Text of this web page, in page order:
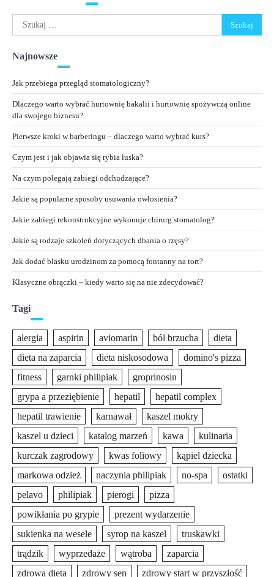
Szukaj:
Najnowsze
Jak przebiega przegląd stomatologiczny?
Dlaczego warto wybrać hurtownię bakalii i hurtownię spożywczą online
dla swojego biznesu?
Pierwsze kroki w barberingu – dlaczego warto wybrać kurs?
Czym jest i jak objawia się rybia łuska?
Na czym polegają zabiegi odchudzające?
Jakie są popularne sposoby usuwania owłosienia?
Jakie zabiegi rekonstrukcyjne wykonuje chirurg stomatolog?
Jakie są rodzaje szkoleń dotyczących dbania o rzęsy?
Jak dodać blasku urodzinom za pomocą fontanny na tort?
Klasyczne obrączki – kiedy warto się na nie zdecydować?
Tagi
alergia aspirin aviomarin ból brzucha
dieta
dieta na zaparcia
dieta niskosodowa
domino's pizza
fitness
garnki philipiak
groprinosin
grypa a przeziębienie
hepatil
hepatil complex
hepatil trawienie
karnawał
kaszel mokry
kaszel u dzieci
katalog marzeń kawa
kulinaria
kurczak zagrodowy
kwas foliowy
kąpiel dziecka
markowa odzież
naczynia philipiak no-spa
ostatki
pelavo
philipiak pierogi
pizza
powikłania po grypie
prezent wydarzenie
sukienka na wesele
syrop na kaszel
truskawki
trądzik
wyprzedaże wątroba
zaparcia
zdrowa dieta
zdrowy sen zdrowy start w przyszłość